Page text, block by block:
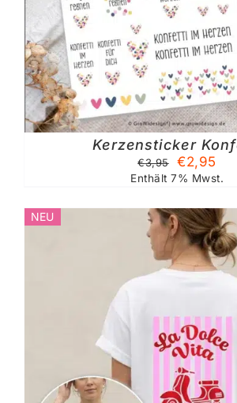
Kerzensticker
€3,95
Preis
€3,95
€2,95
Enthält 7% Mwst.
NEU